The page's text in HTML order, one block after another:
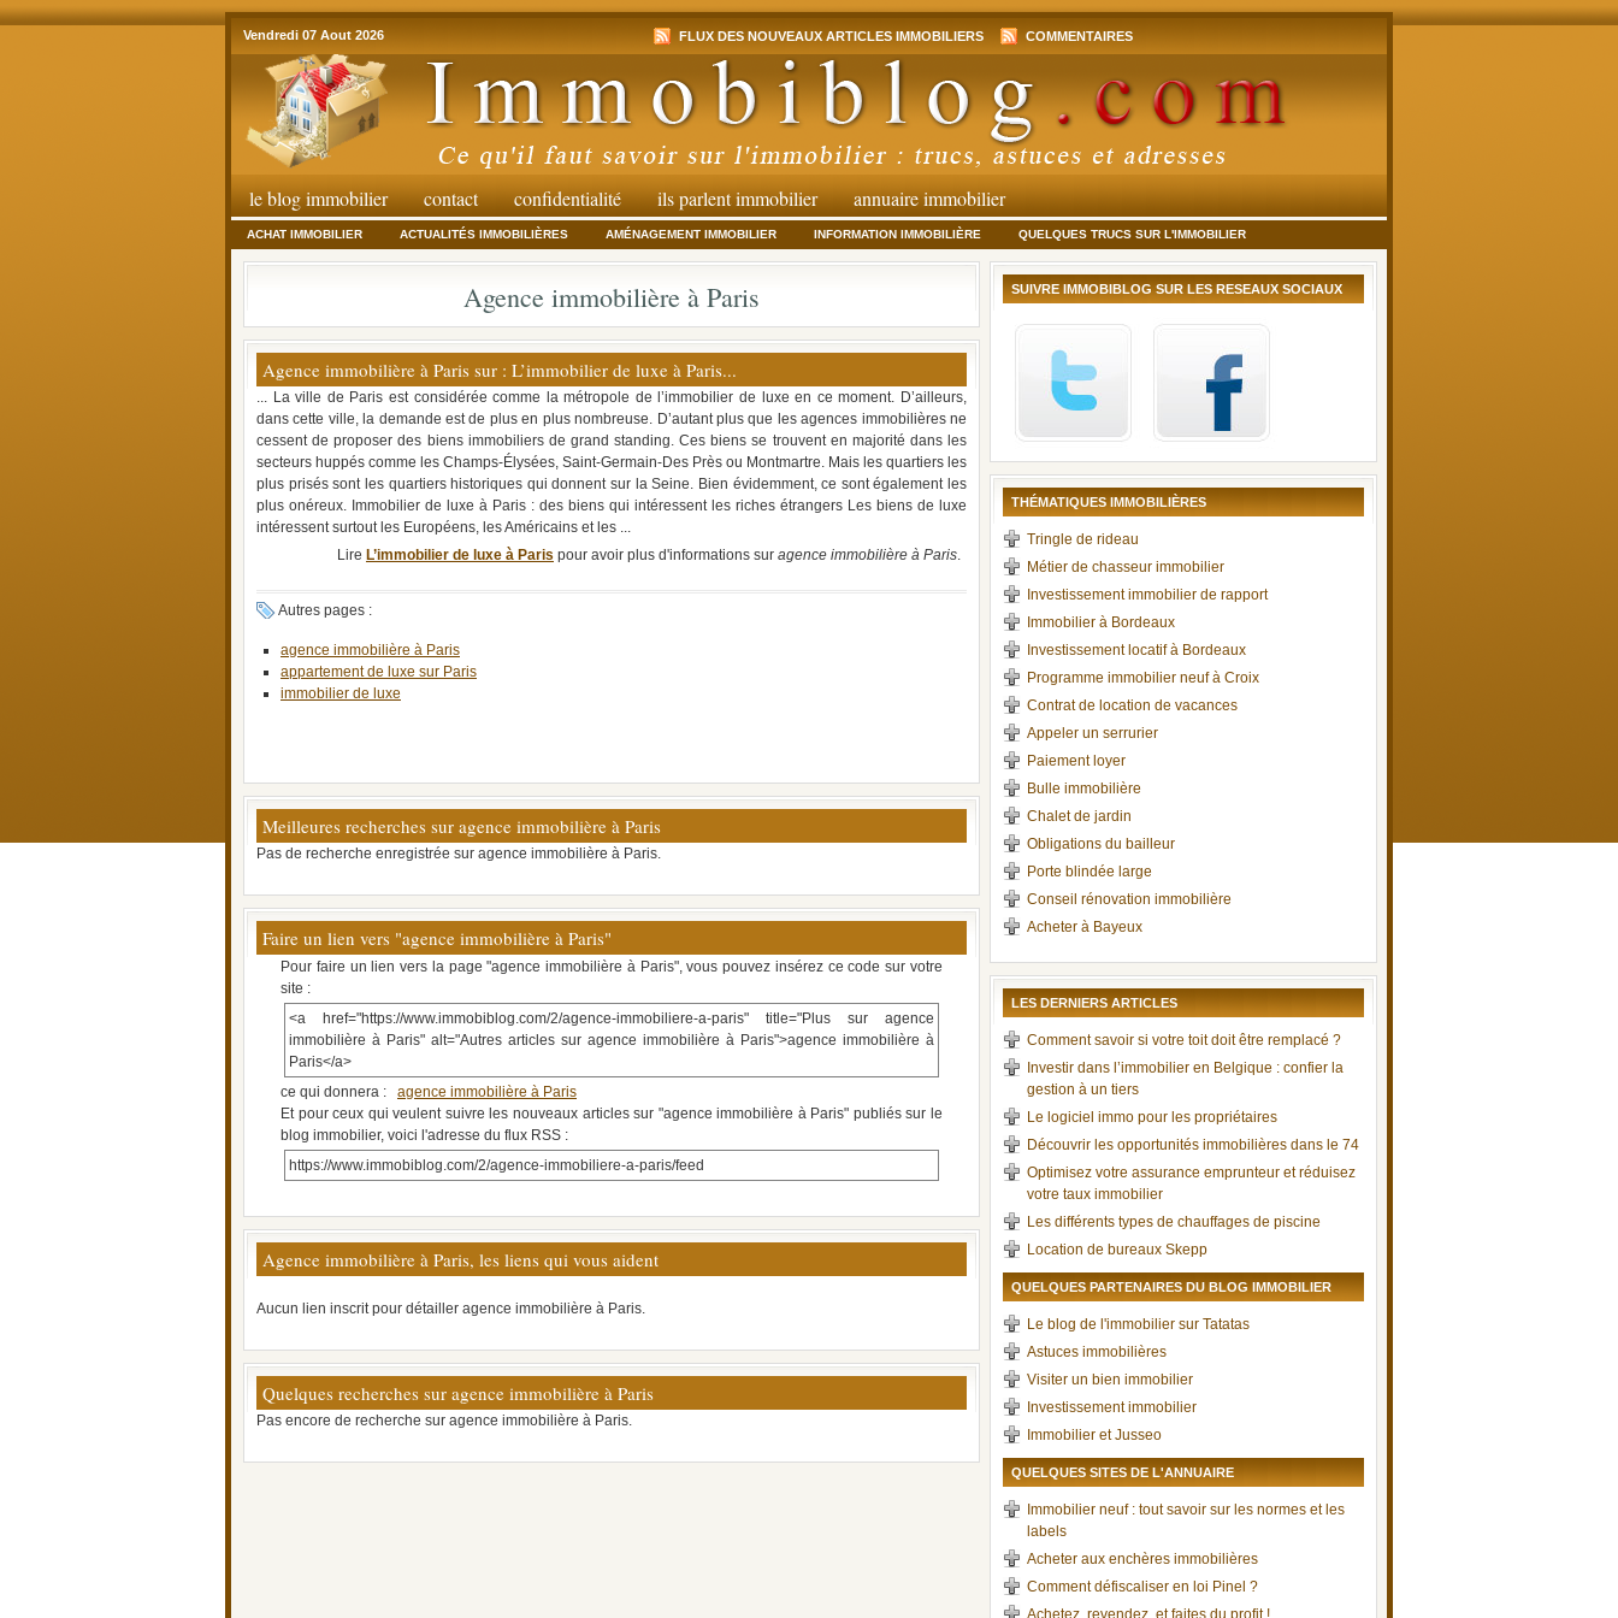
Vendredi 07 Aout 2026 FLUX DES NOUVEAUX ARTICLES IMMOBILIERS COMMENTAIRES
le blog immobilier contact confidentialité ils parlent immobilier annuaire immobilier
ACHAT IMMOBILIER ACTUALITÉS IMMOBILIÈRES AMÉNAGEMENT IMMOBILIER INFORMATION IMMOBILIÈRE QUELQUES TRUCS SUR L'IMMOBILIER
Agence immobilière à Paris
Agence immobilière à Paris sur : L’immobilier de luxe à Paris...
... La ville de Paris est considérée comme la métropole de l’immobilier de luxe en ce moment. D’ailleurs,
dans cette ville, la demande est de plus en plus nombreuse. D’autant plus que les agences immobilières ne
cessent de proposer des biens immobiliers de grand standing. Ces biens se trouvent en majorité dans les
secteurs huppés comme les Champs-Élysées, Saint-Germain-Des Près ou Montmartre. Mais les quartiers les
plus prisés sont les quartiers historiques qui donnent sur la Seine. Bien évidemment, ce sont également les
plus onéreux. Immobilier de luxe à Paris : des biens qui intéressent les riches étrangers Les biens de luxe
intéressent surtout les Européens, les Américains et les ...
Lire L’immobilier de luxe à Paris pour avoir plus d'informations sur agence immobilière à Paris.
Autres pages :
agence immobilière à Paris
appartement de luxe sur Paris
immobilier de luxe
Meilleures recherches sur agence immobilière à Paris
Pas de recherche enregistrée sur agence immobilière à Paris.
Faire un lien vers "agence immobilière à Paris"
Pour faire un lien vers la page "agence immobilière à Paris", vous pouvez insérez ce code sur votre
site :
<a href="https://www.immobiblog.com/2/agence-immobiliere-a-paris" title="Plus sur agence
immobilière à Paris" alt="Autres articles sur agence immobilière à Paris">agence immobilière à
Paris</a>
ce qui donnera :
agence immobilière à Paris
Et pour ceux qui veulent suivre les nouveaux articles sur "agence immobilière à Paris" publiés sur le
blog immobilier, voici l'adresse du flux RSS :
https://www.immobiblog.com/2/agence-immobiliere-a-paris/feed
Agence immobilière à Paris, les liens qui vous aident
Aucun lien inscrit pour détailler agence immobilière à Paris.
Quelques recherches sur agence immobilière à Paris
Pas encore de recherche sur agence immobilière à Paris.
SUIVRE IMMOBIBLOG SUR LES RESEAUX SOCIAUX
THÉMATIQUES IMMOBILIÈRES
Tringle de rideau
Métier de chasseur immobilier
Investissement immobilier de rapport
Immobilier à Bordeaux
Investissement locatif à Bordeaux
Programme immobilier neuf à Croix
Contrat de location de vacances
Appeler un serrurier
Paiement loyer
Bulle immobilière
Chalet de jardin
Obligations du bailleur
Porte blindée large
Conseil rénovation immobilière
Acheter à Bayeux
LES DERNIERS ARTICLES
Comment savoir si votre toit doit être remplacé ?
Investir dans l’immobilier en Belgique : confier la
gestion à un tiers
Le logiciel immo pour les propriétaires
Découvrir les opportunités immobilières dans le 74
Optimisez votre assurance emprunteur et réduisez
votre taux immobilier
Les différents types de chauffages de piscine
Location de bureaux Skepp
QUELQUES PARTENAIRES DU BLOG IMMOBILIER
Le blog de l'immobilier sur Tatatas
Astuces immobilières
Visiter un bien immobilier
Investissement immobilier
Immobilier et Jusseo
QUELQUES SITES DE L'ANNUAIRE
Immobilier neuf : tout savoir sur les normes et les
labels
Acheter aux enchères immobilières
Comment défiscaliser en loi Pinel ?
Achetez, revendez, et faites du profit !